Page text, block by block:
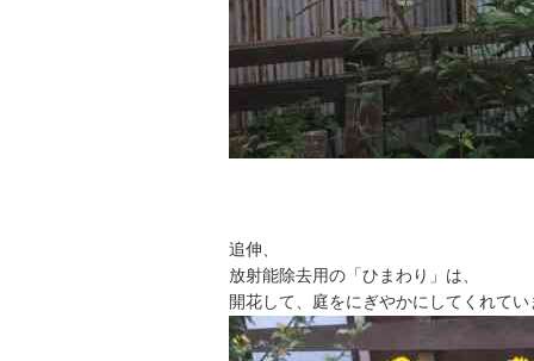
追伸、
放射能除去用の「ひまわり」は、
開花して、庭をにぎやかにしてくれてい